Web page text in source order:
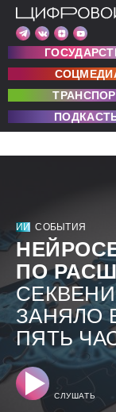
ИИ СОБЫТИЯ
ПО
ЗАНЯЛО
ПЯТЬ
СЛУШАТЬ